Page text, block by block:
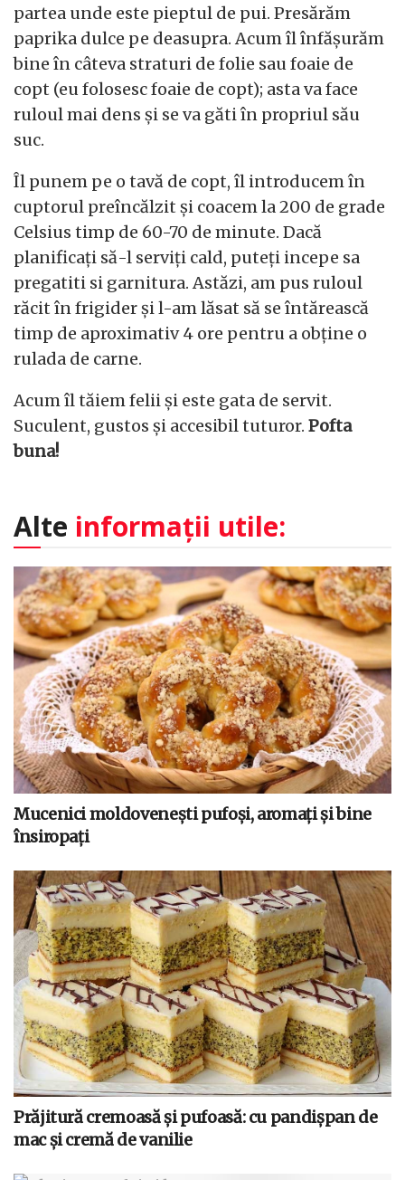
partea unde este pieptul de pui. Presărăm
paprika dulce pe deasupra. Acum îl înfășurăm
bine în câteva straturi de folie sau foaie de
copt (eu folosesc foaie de copt); asta va face
ruloul mai dens și se va găti în propriul său
suc.
Îl punem pe o tavă de copt, îl introducem în
cuptorul preîncălzit și coacem la 200 de grade
Celsius timp de 60-70 de minute. Dacă
planificați să-l serviți cald, puteți incepe sa
pregatiti si garnitura. Astăzi, am pus ruloul
răcit în frigider și l-am lăsat să se întărească
timp de aproximativ 4 ore pentru a obține o
rulada de carne.
Acum îl tăiem felii și este gata de servit.
Suculent, gustos și accesibil tuturor. Pofta
buna!
Alte informații utile:
Mucenici moldovenești pufoși, aromați și bine
însiropați
Prăjitură cremoasă și pufoasă: cu pandișpan de
mac și cremă de vanilie